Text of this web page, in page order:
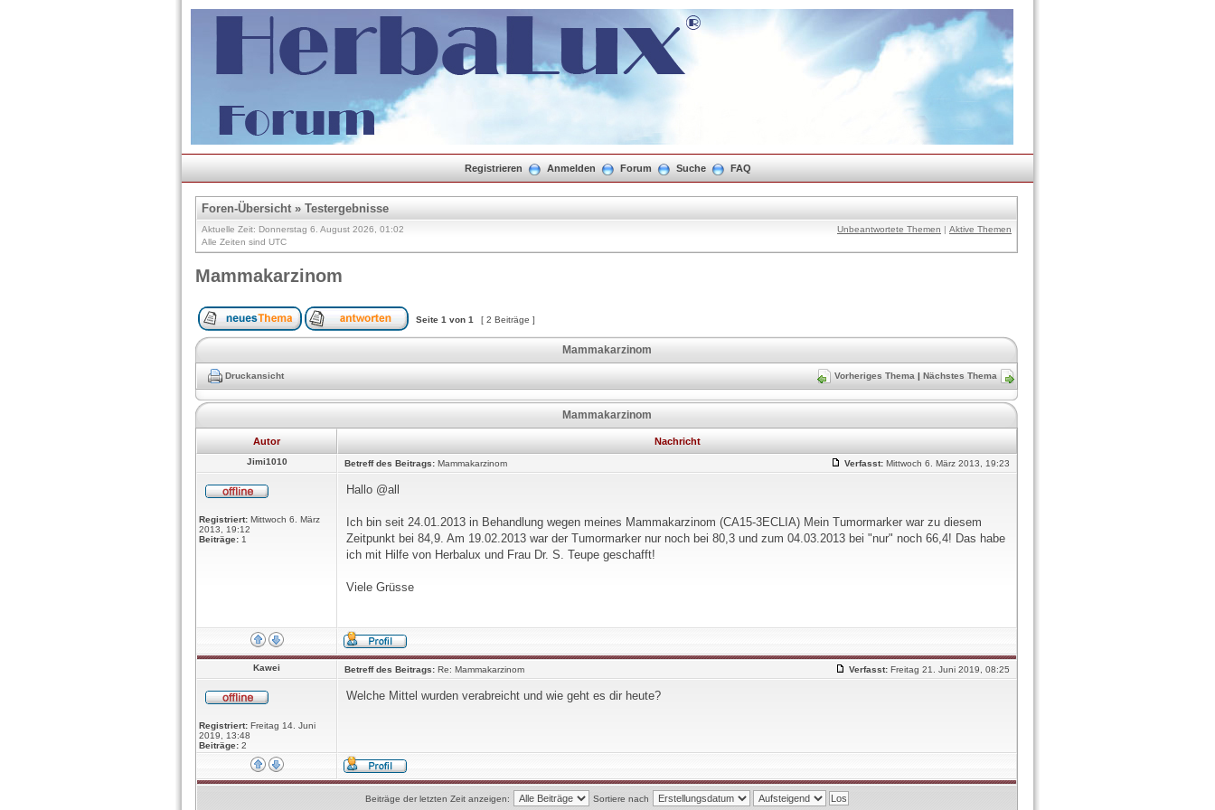
Registrieren Anmelden Forum Suche FAQ
Foren-Übersicht» Testergebnisse
Aktuelle Zeit: Donnerstag 6. August 2026, 01:02
Alle Zeiten sind UTC
Unbeantwortete Themen | Aktive Themen
Mammakarzinom
Seite 1 von 1 [ 2 Beiträge ]
Mammakarzinom
Druckansicht Vorheriges Thema | Nächstes Thema
Mammakarzinom
Autor Nachricht
Jimi1010 Betreff des Beitrags: Mammakarzinom Verfasst: Mittwoch 6. März 2013, 19:23
Registriert: Mittwoch 6. März
2013, 19:12
Beiträge: 1
Hallo @all
Ich bin seit 24.01.2013 in Behandlung wegen meines Mammakarzinom (CA15-3ECLIA) Mein Tumormarker war zu diesem
Zeitpunkt bei 84,9. Am 19.02.2013 war der Tumormarker nur noch bei 80,3 und zum 04.03.2013 bei "nur" noch 66,4! Das habe
ich mit Hilfe von Herbalux und Frau Dr. S. Teupe geschafft!
Viele Grüsse
Kawei Betreff des Beitrags: Re: Mammakarzinom Verfasst: Freitag 21. Juni 2019, 08:25
Registriert: Freitag 14. Juni
2019, 13:48
Beiträge: 2
Welche Mittel wurden verabreicht und wie geht es dir heute?
Beiträge der letzten Zeit anzeigen: Sortiere nach